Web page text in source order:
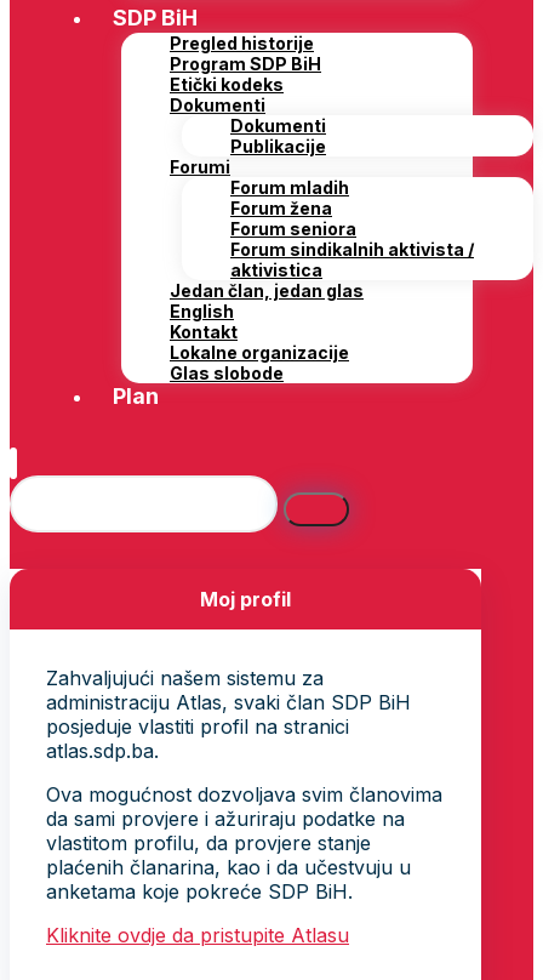
SDP BiH
Pregled historije
Program SDP BiH
Etički kodeks
Dokumenti
Dokumenti
Publikacije
Forumi
Forum mladih
Forum žena
Forum seniora
Forum sindikalnih aktivista /
aktivistica
Jedan član, jedan glas
English
Kontakt
Lokalne organizacije
Glas slobode
Plan
Moj profil
Zahvaljujući našem sistemu za
administraciju Atlas, svaki član SDP BiH
posjeduje vlastiti profil na stranici
atlas.sdp.ba.
Ova mogućnost dozvoljava svim članovima
da sami provjere i ažuriraju podatke na
vlastitom profilu, da provjere stanje
plaćenih članarina, kao i da učestvuju u
anketama koje pokreće SDP BiH.
Kliknite ovdje da pristupite Atlasu